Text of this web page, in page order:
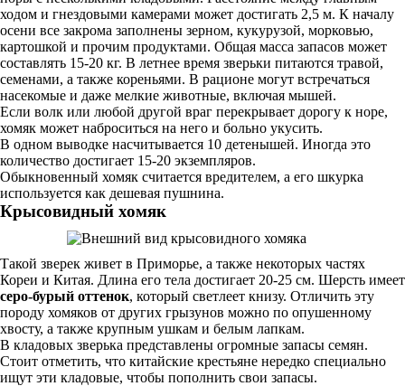
ходом и гнездовыми камерами может достигать 2,5 м. К началу
осени все закрома заполнены зерном, кукурузой, морковью,
картошкой и прочим продуктами. Общая масса запасов может
составлять 15-20 кг. В летнее время зверьки питаются травой,
семенами, а также кореньями. В рационе могут встречаться
насекомые и даже мелкие животные, включая мышей.
Если волк или любой другой враг перекрывает дорогу к норе,
хомяк может наброситься на него и больно укусить.
В одном выводке насчитывается 10 детенышей. Иногда это
количество достигает 15-20 экземпляров.
Обыкновенный хомяк считается вредителем, а его шкурка
используется как дешевая пушнина.
Крысовидный хомяк
Такой зверек живет в Приморье, а также некоторых частях
Кореи и Китая. Длина его тела достигает 20-25 см. Шерсть имеет
серо-бурый оттенок, который светлеет книзу. Отличить эту
породу хомяков от других грызунов можно по опушенному
хвосту, а также крупным ушкам и белым лапкам.
В кладовых зверька представлены огромные запасы семян.
Стоит отметить, что китайские крестьяне нередко специально
ищут эти кладовые, чтобы пополнить свои запасы.